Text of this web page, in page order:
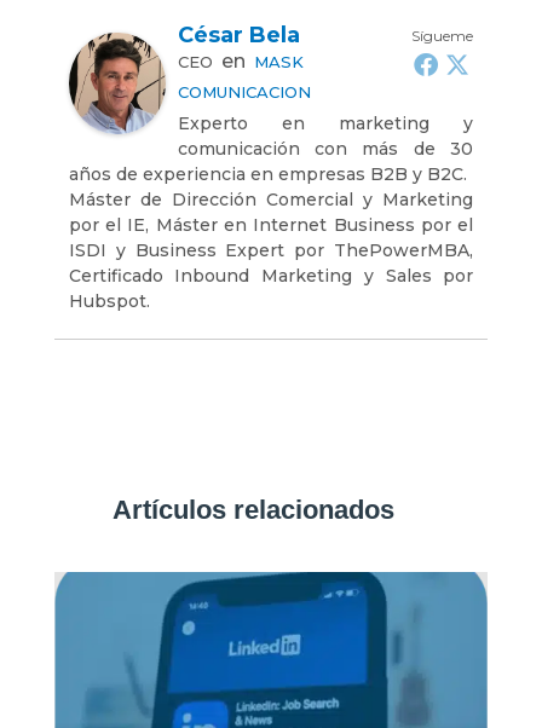
Sígueme
César Bela
CEO en MASK
COMUNICACION
Experto en marketing y
comunicación con más de 30
años de experiencia en empresas B2B y B2C.
Máster de Dirección Comercial y Marketing
por el IE, Máster en Internet Business por el
ISDI y Business Expert por ThePowerMBA,
Certificado Inbound Marketing y Sales por
Hubspot.
Artículos relacionados